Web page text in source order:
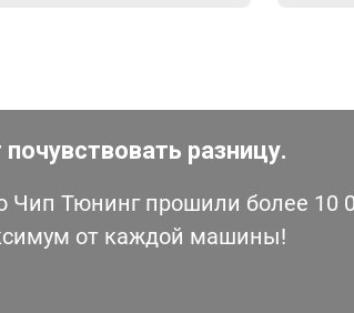
разницу.
Тюнинг прошили более 10
от каждой машины!